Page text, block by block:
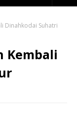
Dinahkodai Suhatri
Kembali